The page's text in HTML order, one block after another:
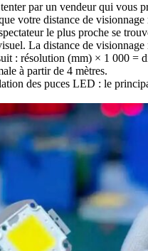
par un vendeur qui vous
votre distance de
le plus proche se
La distance de
: résolution (mm) × 1 000 =
à partir de 4 mètres.
des puces LED : le